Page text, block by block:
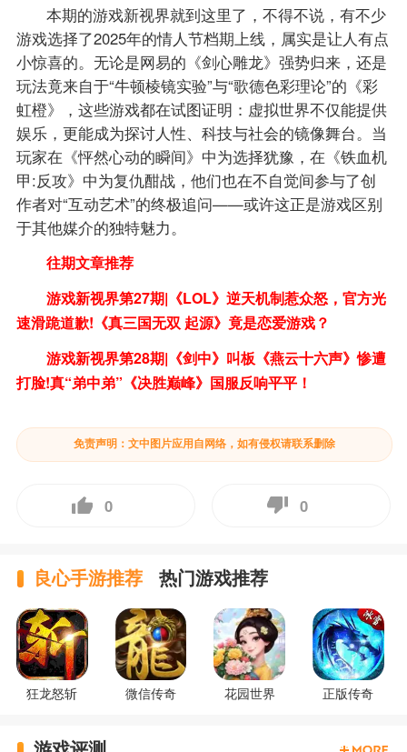
本期的游戏新视界就到这里了，不得不说，有不少
游戏选择了2025年的情人节档期上线，属实是让人有点
小惊喜的。无论是网易的《剑心雕龙》强势归来，还是
玩法竟来自于“牛顿棱镜实验”与“歌德色彩理论”的《彩
虹橙》，这些游戏都在试图证明：虚拟世界不仅能提供
娱乐，更能成为探讨人性、科技与社会的镜像舞台。当
玩家在《怦然心动的瞬间》中为选择犹豫，在《铁血机
甲:反攻》中为复仇酣战，他们也在不自觉间参与了创
作者对“互动艺术”的终极追问——或许这正是游戏区别
于其他媒介的独特魅力。
往期文章推荐
游戏新视界第27期|《LOL》逆天机制惹众怒，官方光
速滑跪道歉!《真三国无双 起源》竟是恋爱游戏？
游戏新视界第28期|《剑中》叫板《燕云十六声》惨遭
打脸!真“弟中弟”《决胜巅峰》国服反响平平！
免责声明：文中图片应用自网络，如有侵权请联系删除
0 0
良心手游推荐 热门游戏推荐
狂龙怒斩 微信传奇 花园世界 正版传奇